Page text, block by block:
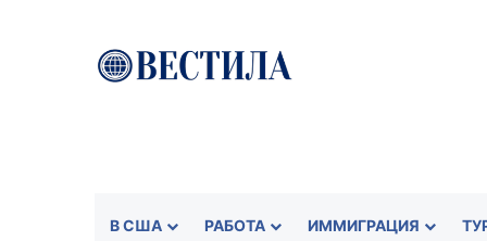
В США РАБОТА ИММИГРАЦИЯ